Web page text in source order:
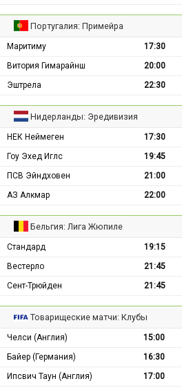
Португалия: Примейра
Маритиму 17:30
Витория Гимарайнш
20:00
Эштрела
22:30
Нидерланды: Эредивизия
НЕК Неймеген 17:30
Гоу Эхед Иглс
19:45
ПСВ Эйндховен
21:00
АЗ Алкмар
22:00
Бельгия: Лига Жюпиле
Стандард 19:15
Вестерло
21:45
Сент-Трюйден
21:45
Товарищеские матчи: Клубы
Челси (Англия) 15:00
Байер (Германия)
16:30
Ипсвич Таун (Англия)
17:00